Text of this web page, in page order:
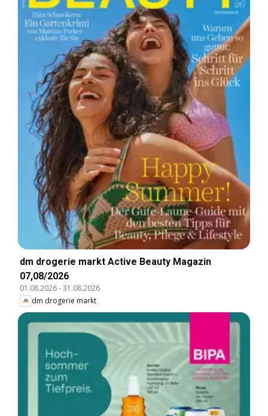
dm drogerie markt Active Beauty Magazin
07,08/2026
01.08.2026-31.08.2026
dm drogerie markt